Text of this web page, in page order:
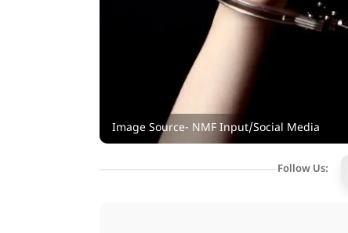
Image Source- NMF Input/Social Media
Follow Us: